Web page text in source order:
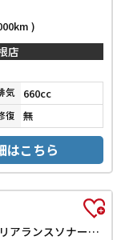
)
店
気 660cc
復 無
はこちら
ベースグレード 両側スライド・片側電動 クリアランスソナー オートクルーズコントロール レーンアシスト 衝突被害軽減システム オートライト LEDヘッドランプ スマートキー アイドリングストップ